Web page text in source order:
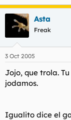
Asta
Freak
3 Oct 2005
Jojo, que trola.
jodamos.
Igualito dice el